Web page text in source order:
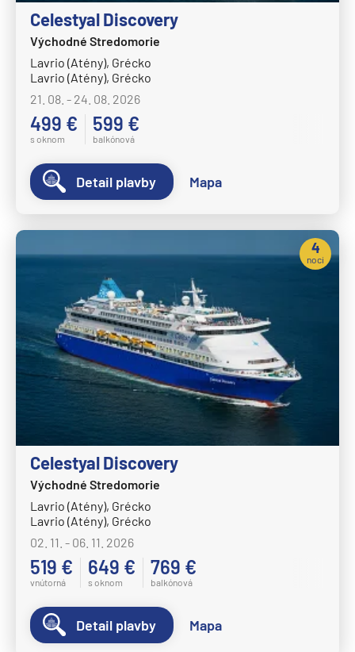
Celestyal Discovery
Východné Stredomorie
Lavrio (Atény), Grécko
Lavrio (Atény), Grécko
21. 08. - 24. 08. 2026
499 €
s oknom
599 €
balkónová
Detail plavby Mapa
Celestyal Discovery
Východné Stredomorie
Lavrio (Atény), Grécko
Lavrio (Atény), Grécko
02. 11. - 06. 11. 2026
519 €
vnútorná
649 €
s oknom
769 €
balkónová
4
noci
Detail plavby Mapa